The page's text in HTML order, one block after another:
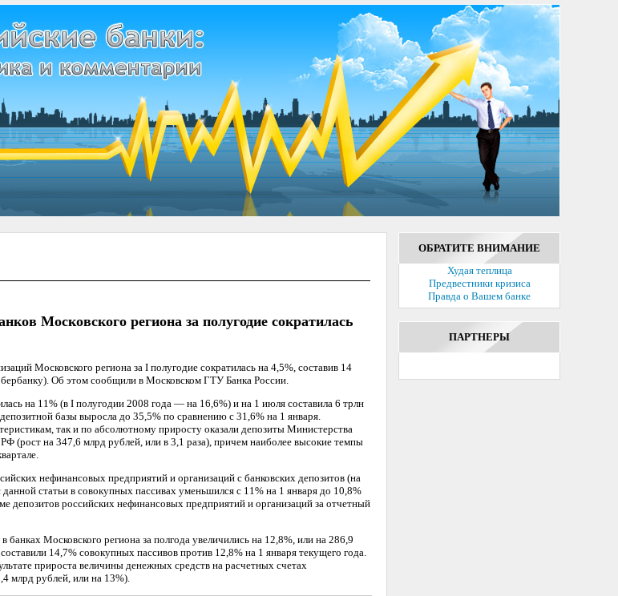
Московского региона за полугодие сократилась
Московского региона за I полугодие сократилась на 4,5%, составив 14
Об этом сообщили в Московском ГТУ Банка России.
на 11% (в I полугодии 2008 года — на 16,6%) и на 1 июля составила 6 трлн
базы выросла до 35,5% по сравнению с 31,6% на 1 января.
так и по абсолютному приросту оказали депозиты Министерства
(рост на 347,6 млрд рублей, или в 3,1 раза), причем наиболее высокие темпы
нефинансовых предприятий и организаций с банковских депозитов (на
статьи в совокупных пассивах уменьшился с 11% на 1 января до 10,8%
депозитов российских нефинансовых предприятий и организаций за отчетный
банках Московского региона за полгода увеличились на 12,8%, или на 286,9
14,7% совокупных пассивов против 12,8% на 1 января текущего года.
прироста величины денежных средств на расчетных счетах
млрд рублей, или на 13%).
ОБРАТИТЕ ВНИМАНИЕ
Худая теплица
Предвестники кризиса
Правда о Вашем банке
ПАРТНЕРЫ